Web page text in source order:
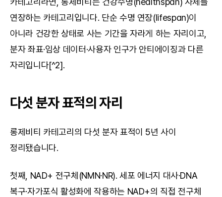
연장하는 카테고리입니다. 단순 수명 연장(lifespan)이
아니라 건강한 상태로 사는 기간을 자라게 하는 자리이고,
분자 좌표·임상 데이터·사용자 인구가 안티에이징과 다른
자리입니다[^2].
다섯 분자 표적의 자리
롱제비티 카테고리의 다섯 분자 표적이 5년 사이
정리됐습니다.
첫째, NAD+ 전구체(NMN·NR). 세포 에너지 대사·DNA
복구·자가포식 활성화에 작용하는 NAD+의 직접 전구체